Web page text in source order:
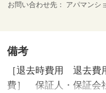
お問い合わせ先
アパマンシ
備考
［退去時費用 退去費
費］ 保証人・保証会